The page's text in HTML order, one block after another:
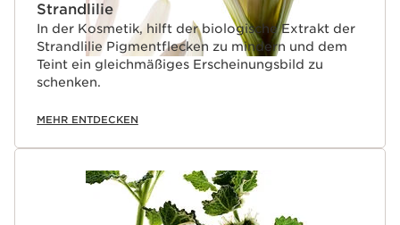
Strandlilie
In der Kosmetik, hilft der biologische Extrakt der
Strandlilie Pigmentflecken zu mindern und dem
Teint ein gleichmäßiges Erscheinungsbild zu
schenken.
MEHR ENTDECKEN